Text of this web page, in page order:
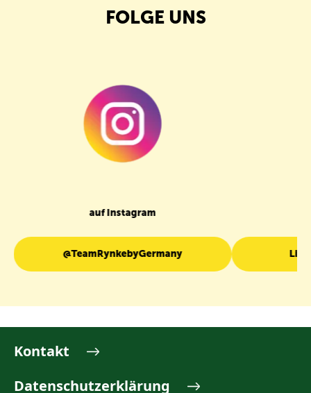
FOLGE UNS
auf Instagram
@TeamRynkebyGermany
Kontakt
Datenschutzerklärung